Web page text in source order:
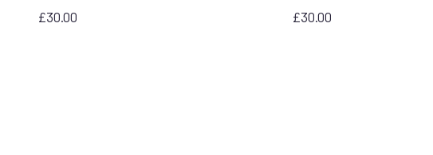
£30.00 £30.00